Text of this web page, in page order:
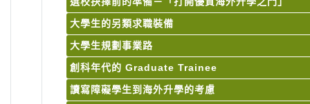
大學生的另類求職裝備
大學生規劃事業路
創科年代的 Graduate Trainee
讀寫障礙學生到海外升學的考慮